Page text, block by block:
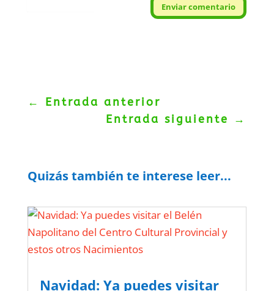
Enviar comentario
← Entrada anterior
Entrada siguiente
→
Quizás también te interese leer...
Navidad: Ya puedes visitar